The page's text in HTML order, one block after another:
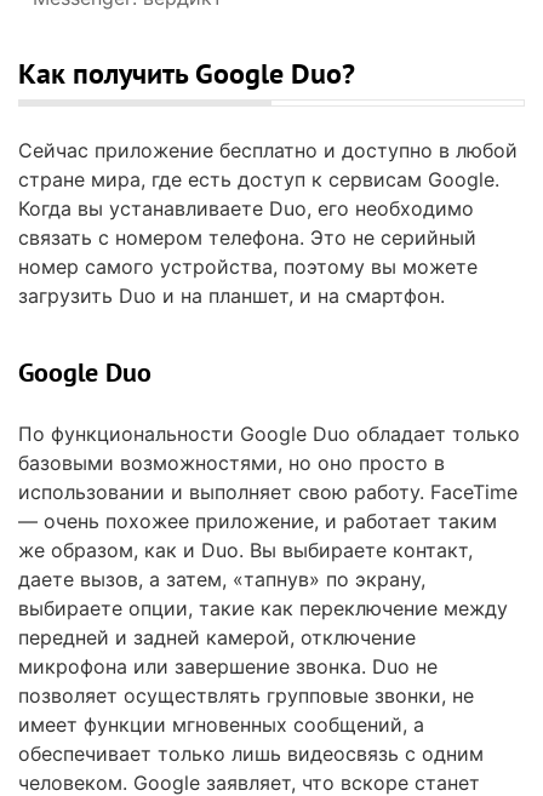
Как получить Google Duo?
Сейчас приложение бесплатно и доступно в любой
стране мира, где есть доступ к сервисам Google.
Когда вы устанавливаете Duo, его необходимо
связать с номером телефона. Это не серийный
номер самого устройства, поэтому вы можете
загрузить Duo и на планшет, и на смартфон.
Google Duo
По функциональности Google Duo обладает только
базовыми возможностями, но оно просто в
использовании и выполняет свою работу. FaceTime
— очень похожее приложение, и работает таким
же образом, как и Duo. Вы выбираете контакт,
даете вызов, а затем, «тапнув» по экрану,
выбираете опции, такие как переключение между
передней и задней камерой, отключение
микрофона или завершение звонка. Duo не
позволяет осуществлять групповые звонки, не
имеет функции мгновенных сообщений, а
обеспечивает только лишь видеосвязь с одним
человеком. Google заявляет, что вскоре станет